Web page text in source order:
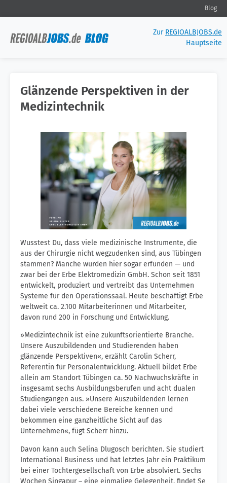
Blog
Zur REGIOALBJOBS.de
Hauptseite
Glänzende Perspektiven in der
Medizintechnik
Wusstest Du, dass viele medizinische Instrumente, die
aus der Chirurgie nicht wegzudenken sind, aus Tübingen
stammen? Manche wurden hier sogar erfunden — und
zwar bei der Erbe Elektromedizin GmbH. Schon seit 1851
entwickelt, produziert und vertreibt das Unternehmen
Systeme für den Operationssaal. Heute beschäftigt Erbe
weltweit ca. 2.100 Mitarbeiterinnen und Mitarbeiter,
davon rund 200 in Forschung und Entwicklung.
»Medizintechnik ist eine zukunftsorientierte Branche.
Unsere Auszubildenden und Studierenden haben
glänzende Perspektiven«, erzählt Carolin Scherr,
Referentin für Personalentwicklung. Aktuell bildet Erbe
allein am Standort Tübingen ca. 50 Nachwuchskräfte in
insgesamt sechs Ausbildungsberufen und acht dualen
Studiengängen aus. »Unsere Auszubildenden lernen
dabei viele verschiedene Bereiche kennen und
bekommen eine ganzheitliche Sicht auf das
Unternehmen«, fügt Scherr hinzu.
Davon kann auch Selina Dlugosch berichten. Sie studiert
International Business und hat letztes Jahr ein Praktikum
bei einer Tochtergesellschaft von Erbe absolviert. Sechs
Wochen Singapur – eine einmalige Gelegenheit, findet Se